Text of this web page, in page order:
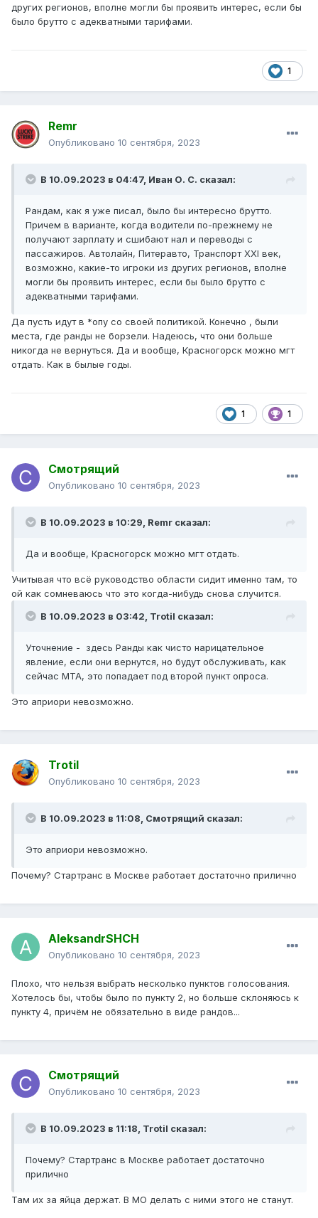
других регионов, вполне могли бы проявить интерес, если бы
было брутто с адекватными тарифами.
1
Remr
Опубликовано 10 сентября, 2023
В 10.09.2023 в 04:47, Иван О. С. сказал:
Рандам, как я уже писал, было бы интересно брутто.
Причем в варианте, когда водители по-прежнему не
получают зарплату и сшибают нал и переводы с
пассажиров. Автолайн, Питеравто, Транспорт XXI век,
возможно, какие-то игроки из других регионов, вполне
могли бы проявить интерес, если бы было брутто с
адекватными тарифами.
Да пусть идут в *опу со своей политикой. Конечно , были
места, где ранды не борзели. Надеюсь, что они больше
никогда не вернуться. Да и вообще, Красногорск можно мгт
отдать. Как в былые годы.
1 1
Смотрящий
Опубликовано 10 сентября, 2023
В 10.09.2023 в 10:29, Remr сказал:
Да и вообще, Красногорск можно мгт отдать.
Учитывая что всё руководство области сидит именно там, то
ой как сомневаюсь что это когда-нибудь снова случится.
В 10.09.2023 в 03:42, Trotil сказал:
Уточнение - здесь Ранды как чисто нарицательное
явление, если они вернутся, но будут обслуживать, как
сейчас МТА, это попадает под второй пункт опроса.
Это априори невозможно.
Trotil
Опубликовано 10 сентября, 2023
В 10.09.2023 в 11:08, Смотрящий сказал:
Это априори невозможно.
Почему? Стартранс в Москве работает достаточно прилично
AleksandrSHCH
Опубликовано 10 сентября, 2023
Плохо, что нельзя выбрать несколько пунктов голосования.
Хотелось бы, чтобы было по пункту 2, но больше склоняюсь к
пункту 4, причём не обязательно в виде рандов...
Смотрящий
Опубликовано 10 сентября, 2023
В 10.09.2023 в 11:18, Trotil сказал:
Почему? Стартранс в Москве работает достаточно
прилично
Там их за яйца держат. В МО делать с ними этого не станут.